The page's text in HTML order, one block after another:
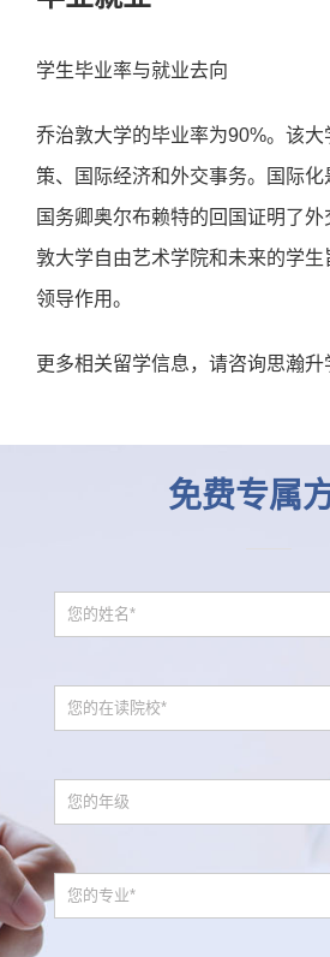
学生毕业率与就业去向
乔治敦大学的毕业率为90%。该
策、国际经济和外交事务。国际
国务卿奥尔布赖特的回国证明了
敦大学自由艺术学院和未来的学
领导作用。
更多相关留学信息，请咨询思瀚升
免费专属